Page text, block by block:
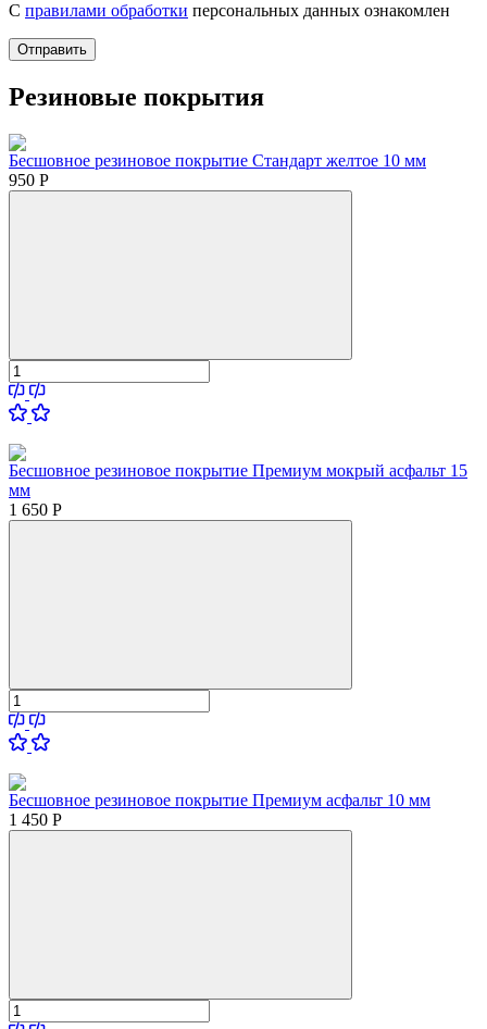
С правилами обработки персональных данных ознакомлен
Отправить
Резиновые покрытия
Бесшовное резиновое покрытие Стандарт желтое 10 мм
950 Р
Бесшовное резиновое покрытие Премиум мокрый асфальт 15
мм
1 650 Р
Бесшовное резиновое покрытие Премиум асфальт 10 мм
1 450 Р